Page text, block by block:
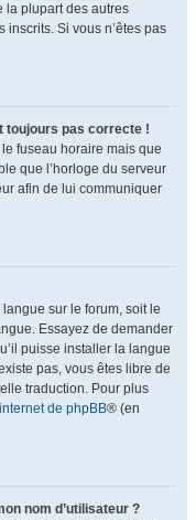
la plupart des autres
inscrits. Si vous n’êtes pas
toujours pas correcte !
fuseau horaire mais que
que l’horloge du serveur
afin de lui communiquer
sur le forum, soit le
Essayez de demander
puisse installer la langue
pas, vous êtes libre de
traduction. Pour plus
de phpBB® (en
nom d’utilisateur ?